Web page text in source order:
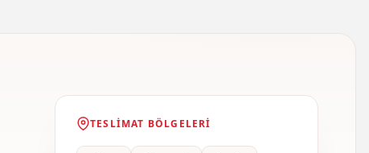
TESLIMAT BÖLGELERI